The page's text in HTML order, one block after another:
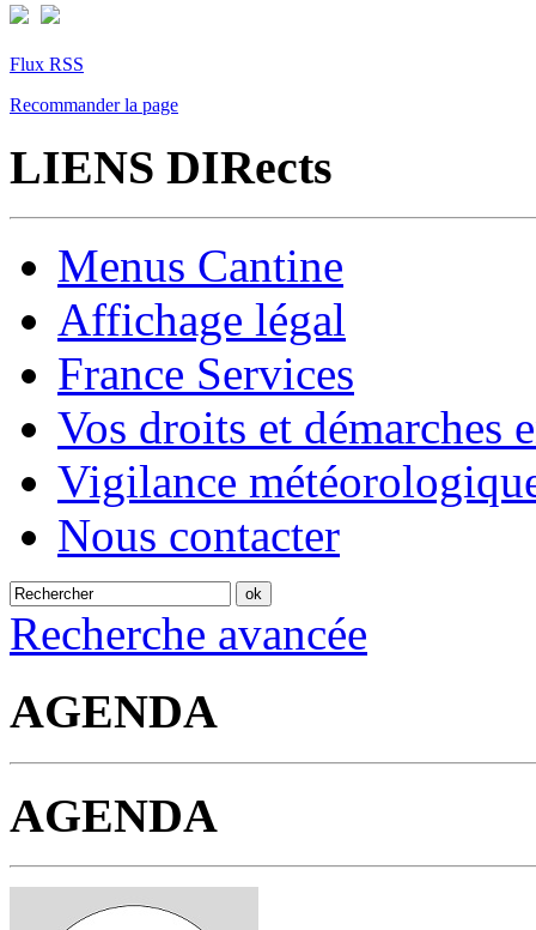
Flux RSS
Recommander la page
LIENS DIRects
Menus Cantine
Affichage légal
France Services
Vos droits et démarches
Vigilance
Nous contacter
Recherche avancée
AGENDA
AGENDA